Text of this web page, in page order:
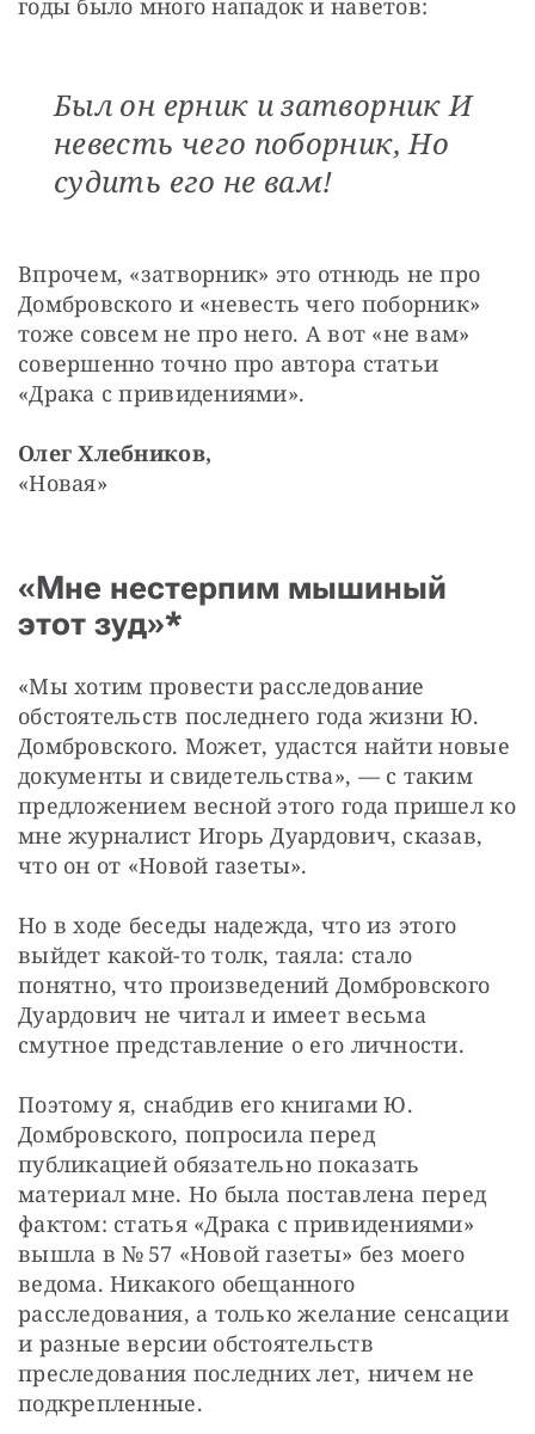
годы было много нападок и наветов:
Был он ерник и затворник И
невесть чего поборник, Но
судить его не вам!
Впрочем, «затворник» это отнюдь не про
Домбровского и «невесть чего поборник»
тоже совсем не про него. А вот «не вам»
совершенно точно про автора статьи
«Драка с привидениями».
Олег Хлебников,
«Новая»
«Мне нестерпим мышиный
этот зуд»*
«Мы хотим провести расследование
обстоятельств последнего года жизни Ю.
Домбровского. Может, удастся найти новые
документы и свидетельства», — ​с таким
предложением весной этого года пришел ко
мне журналист Игорь Дуардович, сказав,
что он от «Новой газеты».
Но в ходе беседы надежда, что из этого
выйдет какой-то толк, таяла: стало
понятно, что произведений Домбровского
Дуардович не читал и имеет весьма
смутное представление о его личности.
Поэтому я, снабдив его книгами Ю.
Домбровского, попросила перед
публикацией обязательно показать
материал мне. Но была поставлена перед
фактом: статья «Драка с привидениями»
вышла в № 57 «Новой газеты» без моего
ведома. Никакого обещанного
расследования, а только желание сенсации
и разные версии обстоятельств
преследования последних лет, ничем не
подкрепленные.